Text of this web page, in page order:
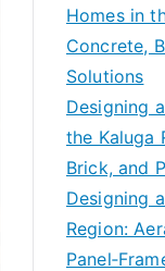
Homes in
Concrete,
Solutions
Designing
the Kaluga
Brick, and
Designing
Region: